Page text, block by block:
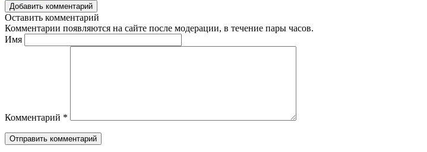
Добавить комментарий
Оставить комментарий
Комментарии появляются на сайте после модерации, в течение пары часов.
Имя
Комментарий *